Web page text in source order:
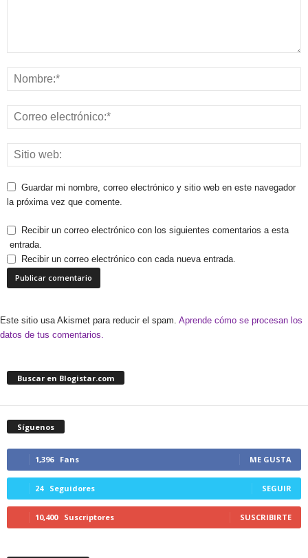
Guardar mi nombre, correo electrónico y sitio web en este navegador
la próxima vez que comente.
Recibir un correo electrónico con los siguientes comentarios a esta
entrada.
Recibir un correo electrónico con cada nueva entrada.
Este sitio usa Akismet para reducir el spam. Aprende cómo se procesan los
datos de tus comentarios.
Buscar en Blogistar.com
Síguenos
1,396 Fans ME GUSTA
24 Seguidores SEGUIR
10,400 Suscriptores SUSCRIBIRTE